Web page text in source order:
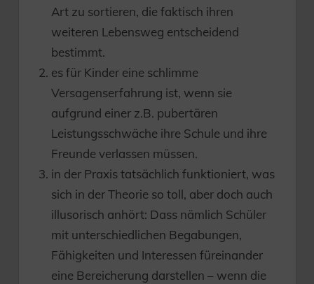
Art zu sortieren, die faktisch ihren
weiteren Lebensweg entscheidend
bestimmt.
es für Kinder eine schlimme
Versagenserfahrung ist, wenn sie
aufgrund einer z.B. pubertären
Leistungsschwäche ihre Schule und ihre
Freunde verlassen müssen.
in der Praxis tatsächlich funktioniert, was
sich in der Theorie so toll, aber doch auch
illusorisch anhört: Dass nämlich Schüler
mit unterschiedlichen Begabungen,
Fähigkeiten und Interessen füreinander
eine Bereicherung darstellen – wenn die